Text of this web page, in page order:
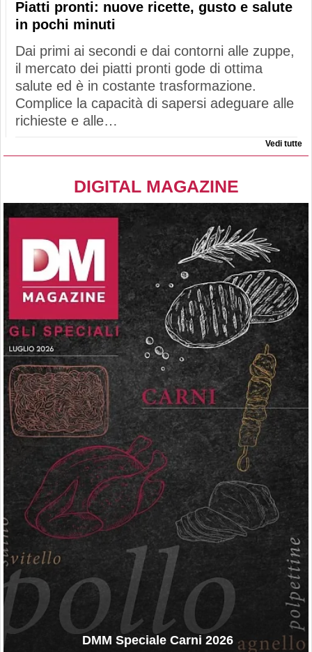
Piatti pronti: nuove ricette, gusto e salute
in pochi minuti
Dai primi ai secondi e dai contorni alle zuppe,
il mercato dei piatti pronti gode di ottima
salute ed è in costante trasformazione.
Complice la capacità di sapersi adeguare alle
richieste e alle…
Vedi tutte
DIGITAL MAGAZINE
DMM Speciale Carni 2026